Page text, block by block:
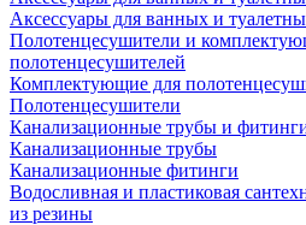
Аксессуары для ванных и
Полотенцесушители и
полотенцесушителей
Комплектующие для
Полотенцесушители
Канализационные трубы и
Канализационные трубы
Канализационные фитинги
Водосливная и пластиковая
из резины